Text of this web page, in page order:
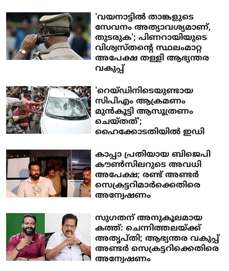
'വയനാട്ടില്‍ താങ്കളുടെ
സേവനം അത്യാവശ്യമാണ്,
തുടരുക'; പിണറായിയുടെ
വിശ്വസ്തന്റെ സ്ഥലംമാറ്റ
അപേക്ഷ തള്ളി ആഭ്യന്തര
വകുപ്പ്
'റെയ്ഡിനിടെയുണ്ടായ
സിപിഎം ആക്രമണം
മുന്‍കൂട്ടി ആസൂത്രണം
ചെയ്തത്';
ഹൈക്കോടതിയില്‍ ഇഡി
കാപ്പാ പ്രതിയായ ബിജെപി
കൗൺസിലറുടെ അവധി
അപേക്ഷ; രണ്ട് അണ്ടർ
സെക്രട്ടറിമാർക്കെതിരെ
അന്വേഷണം
സുഗതന് അനുകൂലമായ
കത്ത്: ചെന്നിത്തലയ്ക്ക്
അതൃപ്തി; ആഭ്യന്തര വകുപ്പ്
അണ്ടര്‍ സെക്രട്ടറിക്കെതിരെ
അന്വേഷണം